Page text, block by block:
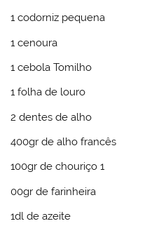
1 codorniz pequena
1 cenoura
1 cebola Tomilho
1 folha de louro
2 dentes de alho
400gr de alho francês
100gr de chouriço 1
00gr de farinheira
1dl de azeite